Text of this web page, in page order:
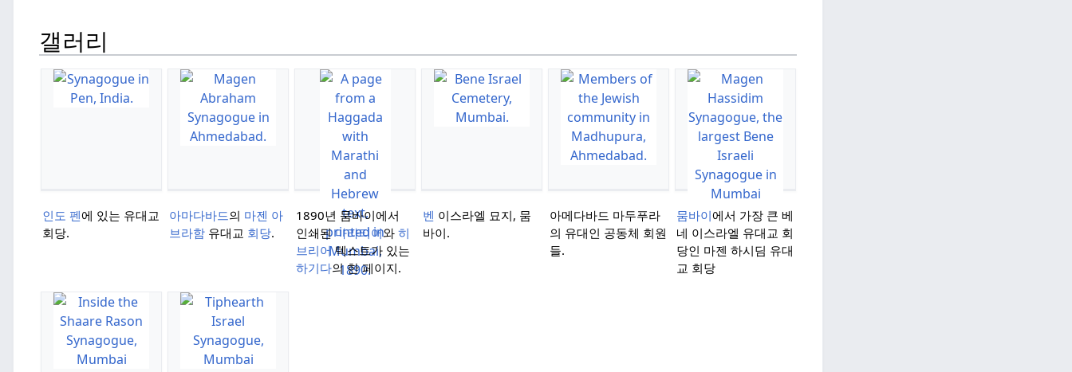
갤러리
인도 펜에 있는 유대교
회당.
아마다바드의 마젠 아
브라함 유대교 회당.
1890년 뭄바이에서
인쇄된마라티어와 히
브리어텍스트가 있는
하기다의 한 페이지.
벤 이스라엘 묘지, 뭄
바이.
아메다바드 마두푸라
의 유대인 공동체 회원
들.
뭄바이에서 가장 큰 베
네 이스라엘 유대교 회
당인 마젠 하시딤 유대
교 회당